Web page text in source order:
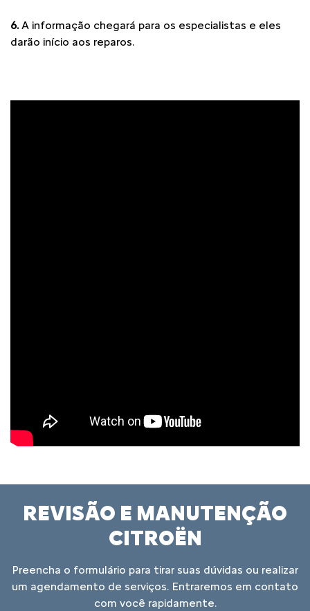
6.A informação chegará para os especialistas e eles
darão início aos reparos.
REVISÃO E MANUTENÇÃO
CITROËN
Preencha o formulário para tirar suas dúvidas ou realizar
um agendamento de serviços. Entraremos em contato
com você rapidamente.